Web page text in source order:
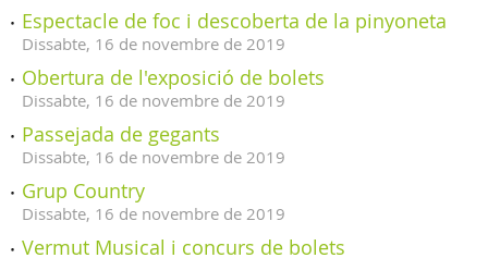
Espectacle de foc i descoberta de la pinyoneta
Dissabte, 16 de novembre de 2019
Obertura de l'exposició de bolets
Dissabte, 16 de novembre de 2019
Passejada de gegants
Dissabte, 16 de novembre de 2019
Grup Country
Dissabte, 16 de novembre de 2019
Vermut Musical i concurs de bolets